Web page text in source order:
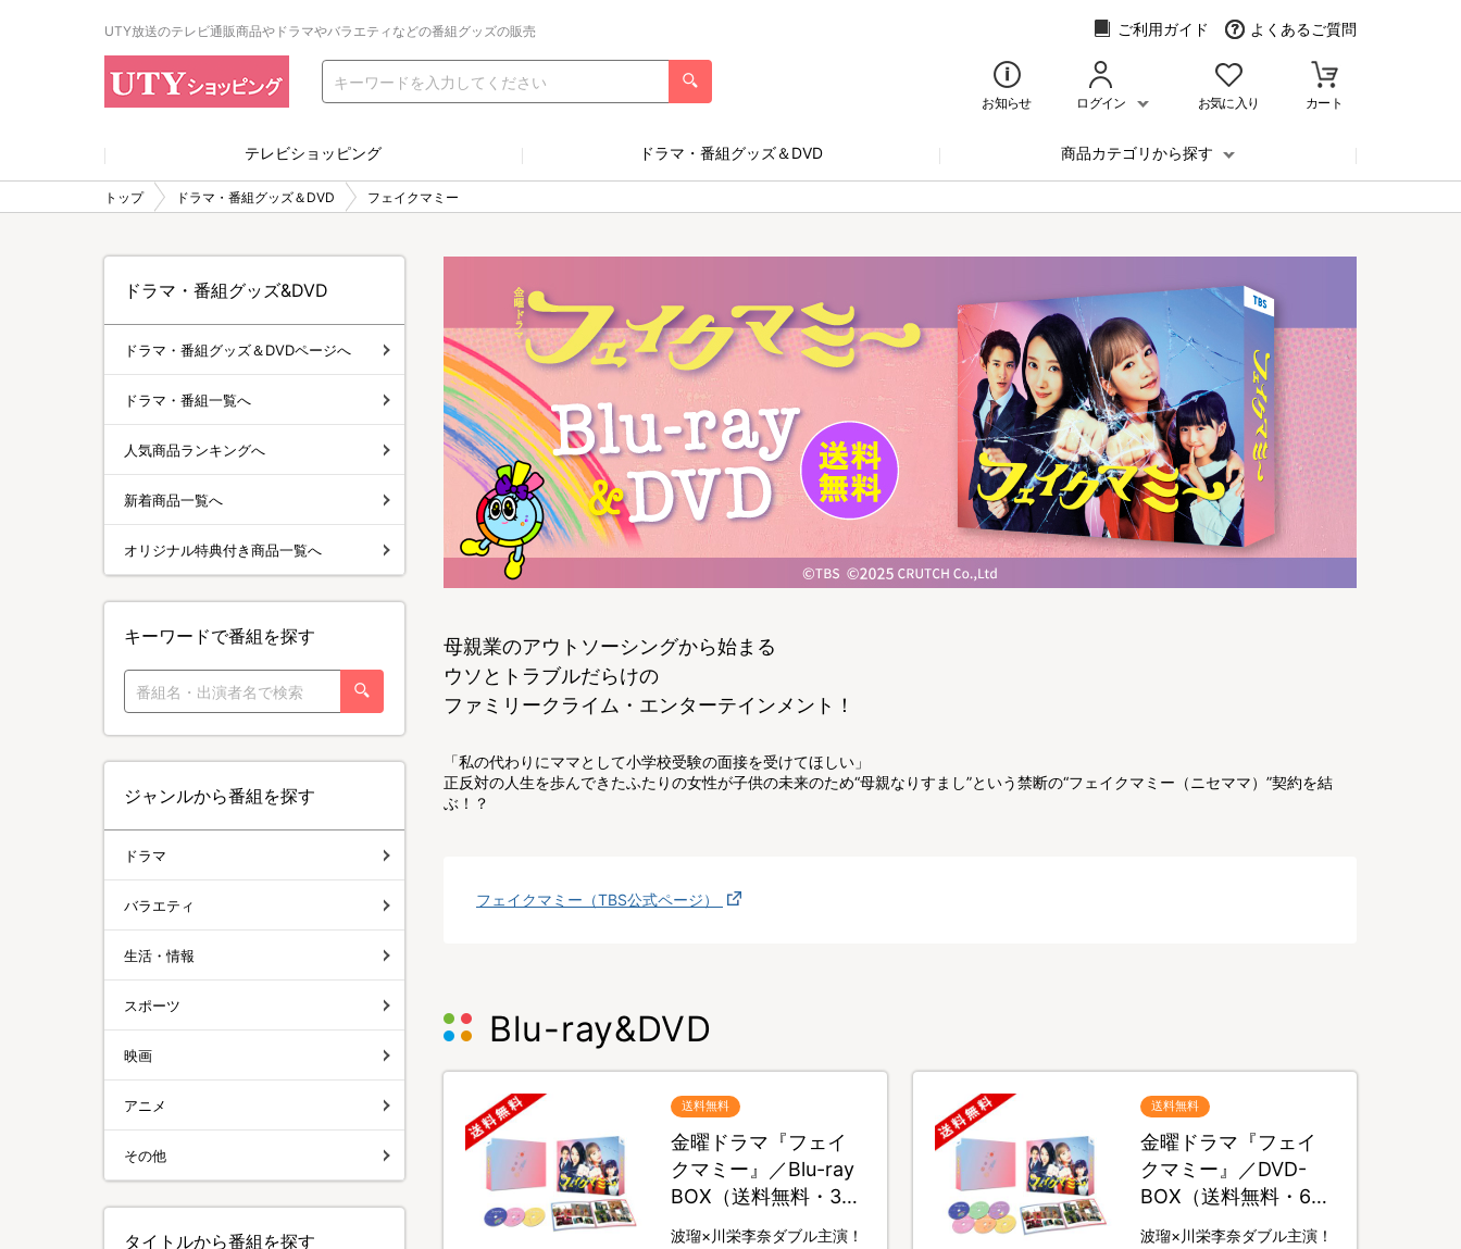
UTY放送のテレビ通販商品やドラマやバラエティなどの番組グッズの販売 ご利用ガイド よくあるご質問
お知らせ ログイン お気に入り カート
テレビショッピング ドラマ・番組グッズ＆DVD 商品カテゴリから探す
トップ ドラマ・番組グッズ＆DVD フェイクマミー
母親業のアウトソーシングから始まる
ウソとトラブルだらけの
ファミリークライム・エンターテインメント！
「私の代わりにママとして小学校受験の面接を受けてほしい」
正反対の人生を歩んできたふたりの女性が子供の未来のため“母親なりすまし”という禁断の“フェイクマミー（ニセママ）”契約を結
ぶ！？
フェイクマミー（TBS公式ページ）
Blu-ray&DVD
送料無料
金曜ドラマ『フェイ
クマミー』／Blu-ray
BOX（送料無料・3枚
組）
波瑠×川栄李奈ダブル主演！
送料無料
金曜ドラマ『フェイ
クマミー』／DVD-
BOX（送料無料・6枚
組）
波瑠×川栄李奈ダブル主演！
ドラマ・番組グッズ&DVD
ドラマ・番組グッズ＆DVDページへ
ドラマ・番組一覧へ
人気商品ランキングへ
新着商品一覧へ
オリジナル特典付き商品一覧へ
キーワードで番組を探す
ジャンルから番組を探す
ドラマ
バラエティ
生活・情報
スポーツ
映画
アニメ
その他
タイトルから番組を探す